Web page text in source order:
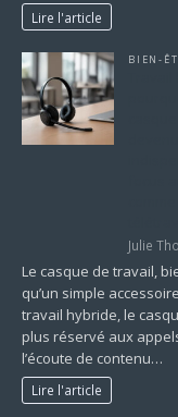
Lire l'article
BIEN-
Julie
Le casque de travail,
qu’un simple
travail hybride, le
plus réservé aux
l’écoute de contenu…
Lire l'article